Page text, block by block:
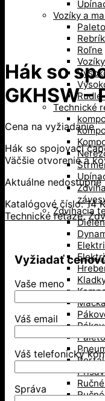
Vozíky a
Roľne
Rudle
Technické
Zdvíhacia
Hák so
GKHSW –
Cena na vyžiadanie
Hák so spojovací
Väčšie otvorenie a
Aktuálne nedostupné
Katalógové číslo:14
Technické reťaze,
Vyžiadať
Vaše meno
Váš email
Váš telefonický
Správa